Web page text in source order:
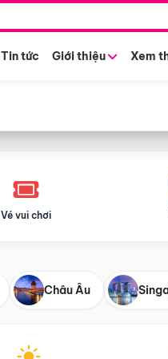
Tin tức Giới thiệu Xem
Vé vui chơi
Châu Âu